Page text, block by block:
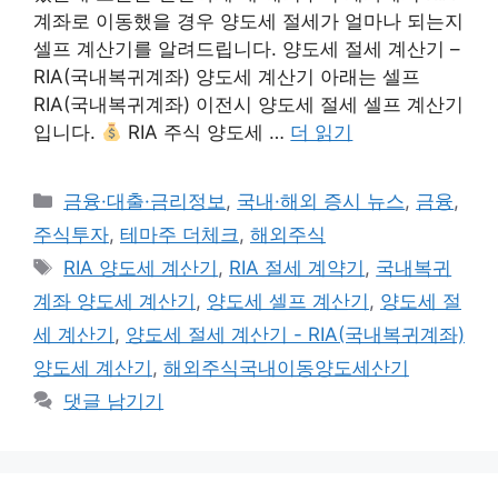
계좌로 이동했을 경우 양도세 절세가 얼마나 되는지
셀프 계산기를 알려드립니다. 양도세 절세 계산기 –
RIA(국내복귀계좌) 양도세 계산기 아래는 셀프
RIA(국내복귀계좌) 이전시 양도세 절세 셀프 계산기
입니다.
RIA 주식 양도세 … 더 읽기
카
테
리
금융·대출·금리정보, 국내·해외 증시 뉴스, 금융,
주식투자, 테마주 더체크, 해외주식
태
그
RIA 양도세 계산기 , RIA 절세 계약기 , 국내복귀
계좌 양도세 계산기 , 양도세 셀프 계산기 , 양도세 절
세 계산기 , 양도세 절세 계산기 - RIA(국내복귀계좌)
양도세 계산기 , 해외주식국내이동양도세산기
댓글 남기기